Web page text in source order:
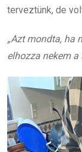
terveztünk, de
„Azt mondta, ha
elhozza nekem a